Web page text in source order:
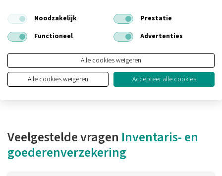
De voordelen van een inventaris- en
goederenverzekering
Verzekering op maat
Veelgestelde vragen Inventaris- en
goederenverzekering
Noodzakelijk
Prestatie
Functioneel
Advertenties
Alle cookies weigeren
Alle cookies weigeren
Accepteer alle cookies